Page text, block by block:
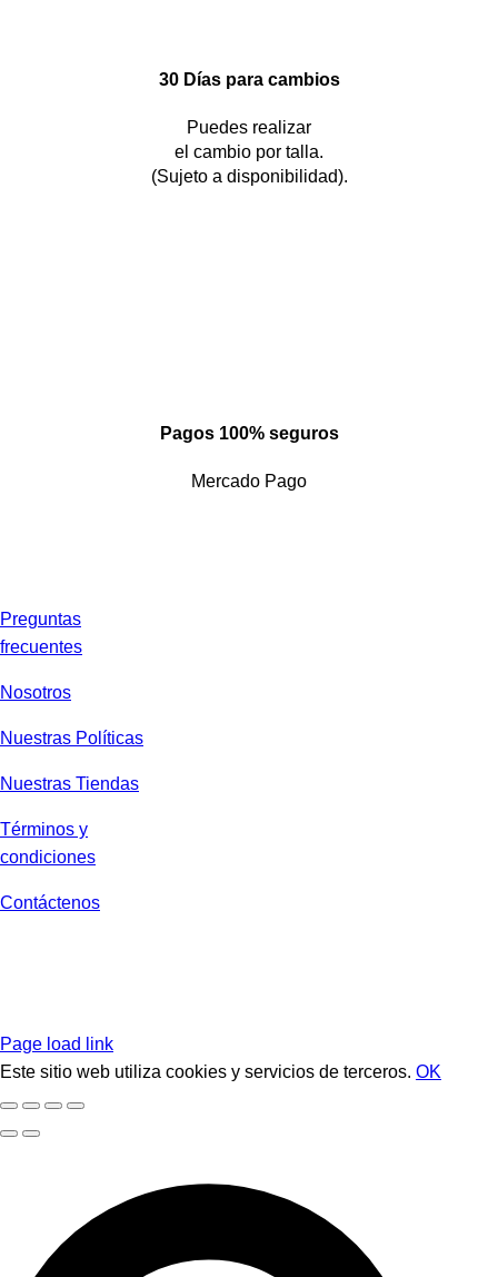
30 Días para cambios
Puedes realizar
el cambio por talla.
(Sujeto a disponibilidad).
Pagos 100% seguros
Mercado Pago
Preguntas
frecuentes
Nosotros
Nuestras Políticas
Nuestras Tiendas
Términos y
condiciones
Contáctenos
Page load link
Este sitio web utiliza cookies y servicios de terceros. OK